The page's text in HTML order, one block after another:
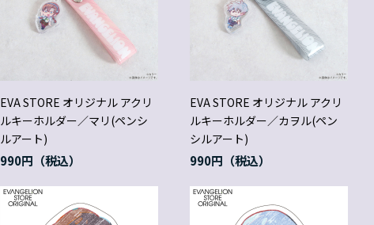
EVA STORE オリジナル アクリ
ルキーホルダー／マリ(ペンシ
ルアート)
990円
EVA STORE オリジナル アクリ
ルキーホルダー／カヲル(ペン
シルアート)
990円